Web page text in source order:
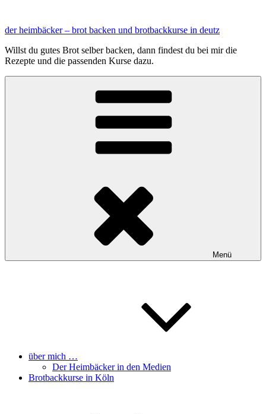
springen
der heimbäcker – brot backen und brotbackkurse in deutz
Willst du gutes Brot selber backen, dann findest du bei mir die
Rezepte und die passenden Kurse dazu.
Menü
über mich …
Der Heimbäcker in den Medien
Brotbackkurse in Köln